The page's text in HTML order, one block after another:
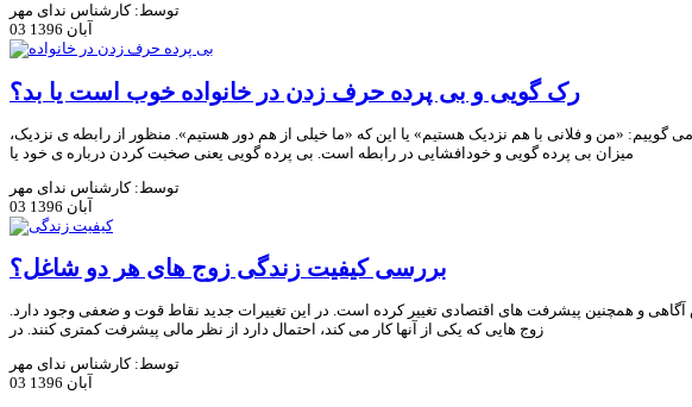
توسط: کارشناس ندای مهر
03 آبان 1396
رک گویی و بی پرده حرف زدن در خانواده خوب است یا بد؟
«من و فلانی با هم نزدیک هستیم» یا این که «ما خیلی از هم دور هستیم». منظور از رابطه ی نزدیک،
میزان بی پرده گویی و خودافشایی در رابطه است. بی پرده گویی یعنی صخبت کردن درباره ی خود یا
توسط: کارشناس ندای مهر
03 آبان 1396
بررسی کیفیت زندگی زوج های هر دو شاغل؟
و همچنین پیشرفت های اقتصادی تغییر کرده است. در این تغییرات جدید نقاط قوت و ضعفی وجود دارد.
زوج هایی که یکی از آنها کار می کند، احتمال دارد از نظر مالی پیشرفت کمتری کنند. در
توسط: کارشناس ندای مهر
03 آبان 1396